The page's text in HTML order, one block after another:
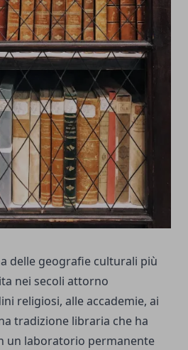
delle geografie culturali più
nei secoli attorno
religiosi, alle accademie, ai
tradizione libraria che ha
un laboratorio permanente